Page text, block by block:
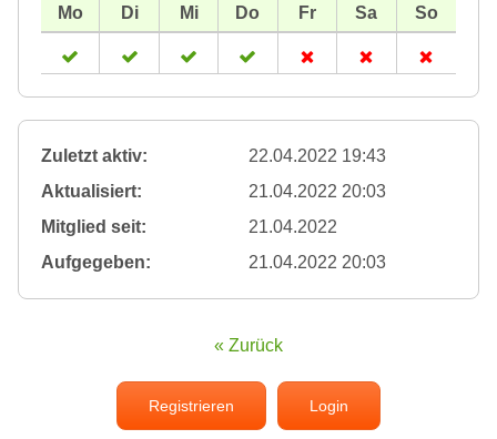
Zuletzt aktiv:
22.04.2022 19:43
Aktualisiert:
21.04.2022 20:03
Mitglied seit:
21.04.2022
Aufgegeben:
21.04.2022 20:03
« Zurück
Registrieren Login